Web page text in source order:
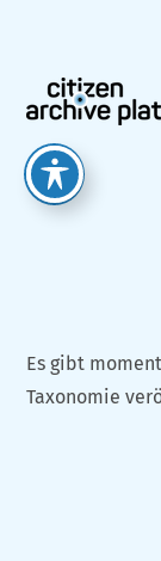
springen
Es gibt
Taxonomie